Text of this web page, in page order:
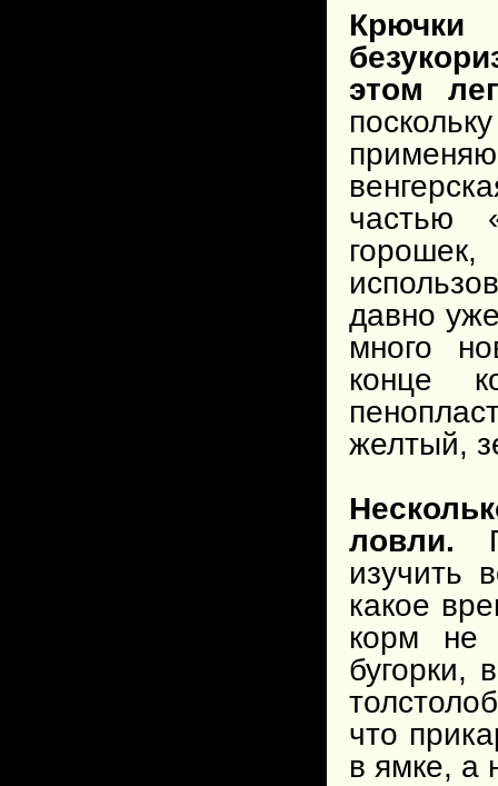
этом
частью
давно
много
конце
желтый,
ловли.
изучить
какое
корм не
бугорки,
что
в ямке, а